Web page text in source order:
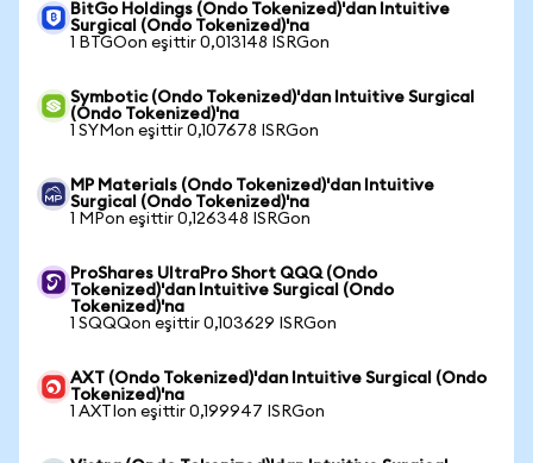
BitGo Holdings (Ondo Tokenized)'dan Intuitive
Surgical (Ondo Tokenized)'na
1 BTGOon eşittir 0,013148 ISRGon
Symbotic (Ondo Tokenized)'dan Intuitive Surgical
(Ondo Tokenized)'na
1 SYMon eşittir 0,107678 ISRGon
MP Materials (Ondo Tokenized)'dan Intuitive
Surgical (Ondo Tokenized)'na
1 MPon eşittir 0,126348 ISRGon
ProShares UltraPro Short QQQ (Ondo
Tokenized)'dan Intuitive Surgical (Ondo
Tokenized)'na
1 SQQQon eşittir 0,103629 ISRGon
AXT (Ondo Tokenized)'dan Intuitive Surgical (Ondo
Tokenized)'na
1 AXTIon eşittir 0,199947 ISRGon